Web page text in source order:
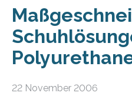
22 November 2006